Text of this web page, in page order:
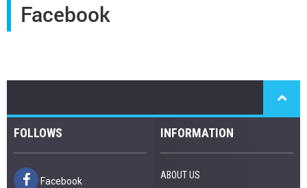
Facebook
FOLLOWS
Facebook
INFORMATION
ABOUT US